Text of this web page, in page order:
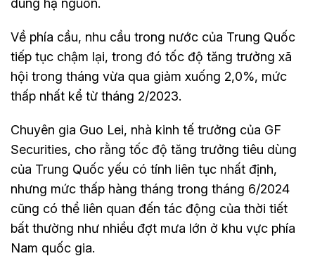
dùng hạ nguồn.
Về phía cầu, nhu cầu trong nước của Trung Quốc
tiếp tục chậm lại, trong đó tốc độ tăng trưởng xã
hội trong tháng vừa qua giảm xuống 2,0%, mức
thấp nhất kể từ tháng 2/2023.
Chuyên gia Guo Lei, nhà kinh tế trưởng của GF
Securities, cho rằng tốc độ tăng trưởng tiêu dùng
của Trung Quốc yếu có tính liên tục nhất định,
nhưng mức thấp hàng tháng trong tháng 6/2024
cũng có thể liên quan đến tác động của thời tiết
bất thường như nhiều đợt mưa lớn ở khu vực phía
Nam quốc gia.